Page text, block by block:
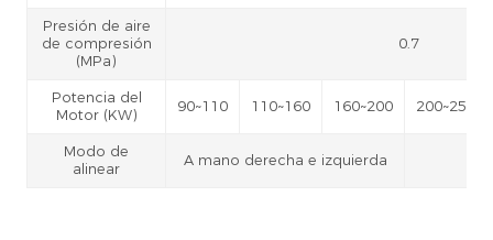
Presión de aire
de compresión
(MPa)
0.7
Potencia del
Motor (KW)
90~110 110~160 160~200 200~250
Modo de
alinear
A mano derecha e izquierda